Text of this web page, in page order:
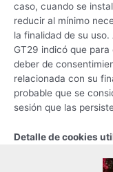
caso, cuando se
reducir al mínimo
la finalidad de su
GT29 indicó que
deber de
relacionada con su
probable que se
sesión que las
Detalle de cookies